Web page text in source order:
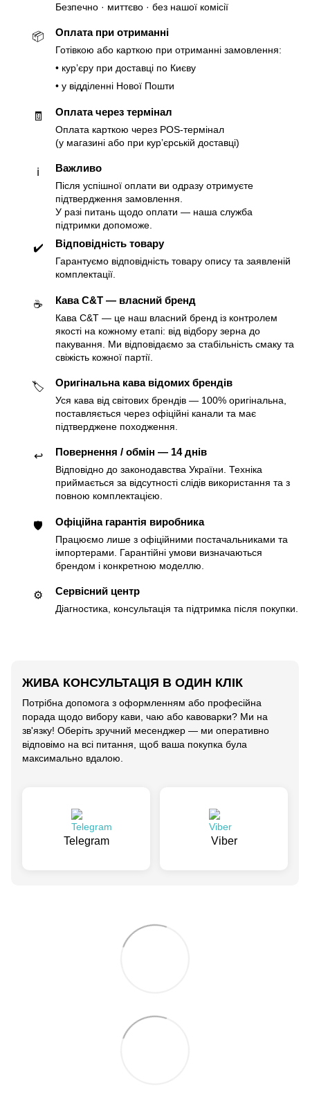
Безпечно · миттєво · без нашої комісії
📦 Оплата при отриманні
Готівкою або карткою при отриманні замовлення:
• курʼєру при доставці по Києву
• у відділенні Нової Пошти
🧾 Оплата через термінал
Оплата карткою через POS-термінал
(у магазині або при курʼєрській доставці)
ℹ️ Важливо
Після успішної оплати ви одразу отримуєте
підтвердження замовлення.
У разі питань щодо оплати — наша служба
підтримки допоможе.
✔️ Відповідність товару
Гарантуємо відповідність товару опису та заявленій
комплектації.
☕️ Кава C&T — власний бренд
Кава C&T — це наш власний бренд із контролем
якості на кожному етапі: від відбору зерна до
пакування. Ми відповідаємо за стабільність смаку та
свіжість кожної партії.
🏷 Оригінальна кава відомих брендів
Уся кава від світових брендів — 100% оригінальна,
поставляється через офіційні канали та має
підтверджене походження.
↩️ Повернення / обмін — 14 днів
Відповідно до законодавства України. Техніка
приймається за відсутності слідів використання та з
повною комплектацією.
🛡 Офіційна гарантія виробника
Працюємо лише з офіційними постачальниками та
імпортерами. Гарантійні умови визначаються
брендом і конкретною моделлю.
⚙️ Сервісний центр
Діагностика, консультація та підтримка після покупки.
ЖИВА КОНСУЛЬТАЦІЯ В ОДИН КЛІК
Потрібна допомога з оформленням або професійна
порада щодо вибору кави, чаю або кавоварки? Ми на
зв'язку! Оберіть зручний месенджер — ми оперативно
відповімо на всі питання, щоб ваша покупка була
максимально вдалою.
Telegram Viber